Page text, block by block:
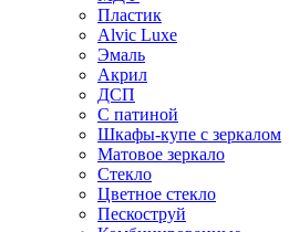
Пластик
Alvic Luxe
Эмаль
Акрил
ДСП
С патиной
Шкафы-купе с зеркалом
Матовое зеркало
Стекло
Цветное стекло
Пескоструй